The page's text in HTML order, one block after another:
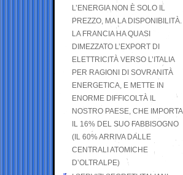
L’ENERGIA NON È SOLO IL
PREZZO, MA LA DISPONIBILITÀ.
LA FRANCIA HA QUASI
DIMEZZATO L’EXPORT DI
ELETTRICITÀ VERSO L’ITALIA
PER RAGIONI DI SOVRANITÀ
ENERGETICA, E METTE IN
ENORME DIFFICOLTÀ IL
NOSTRO PAESE, CHE IMPORTA
IL 16% DEL SUO FABBISOGNO
(IL 60% ARRIVA DALLE
CENTRALI ATOMICHE
D’OLTRALPE)